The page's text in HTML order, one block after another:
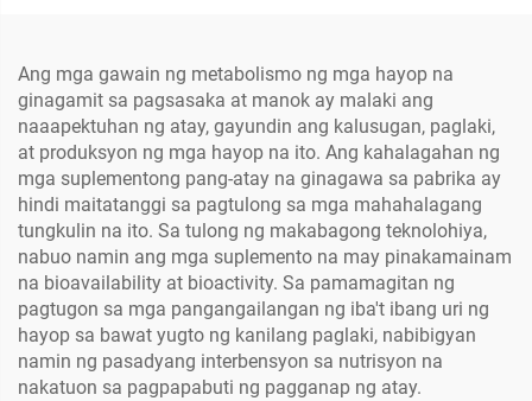
Ang mga gawain ng metabolismo ng mga hayop na
ginagamit sa pagsasaka at manok ay malaki ang
naaapektuhan ng atay, gayundin ang kalusugan, paglaki,
at produksyon ng mga hayop na ito. Ang kahalagahan ng
mga suplementong pang-atay na ginagawa sa pabrika ay
hindi maitatanggi sa pagtulong sa mga mahahalagang
tungkulin na ito. Sa tulong ng makabagong teknolohiya,
nabuo namin ang mga suplemento na may pinakamainam
na bioavailability at bioactivity. Sa pamamagitan ng
pagtugon sa mga pangangailangan ng iba't ibang uri ng
hayop sa bawat yugto ng kanilang paglaki, nabibigyan
namin ng pasadyang interbensyon sa nutrisyon na
nakatuon sa pagpapabuti ng pagganap ng atay.